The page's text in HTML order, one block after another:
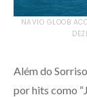
NAVIO GLOOB
Além do
por hits como